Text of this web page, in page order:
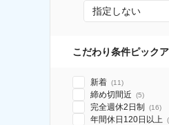
指定しない
こだわり条件ピック
新着 (11)
締め切間近 (5)
完全週休2日制 (16)
年間休日120日以上 (